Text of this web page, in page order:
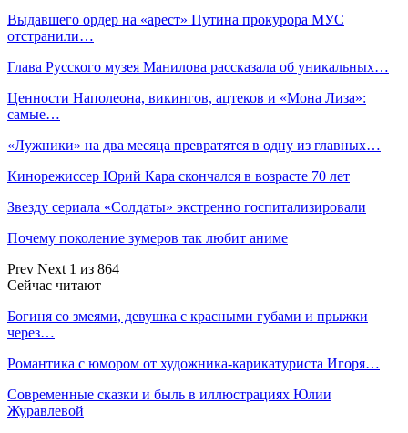
Выдавшего ордер на «арест» Путина прокурора МУС
отстранили…
Глава Русского музея Манилова рассказала об уникальных…
Ценности Наполеона, викингов, ацтеков и «Мона Лиза»:
самые…
«Лужники» на два месяца превратятся в одну из главных…
Кинорежиссер Юрий Кара скончался в возрасте 70 лет
Звезду сериала «Солдаты» экстренно госпитализировали
Почему поколение зумеров так любит аниме
Prev Next 1 из 864
Сейчас читают
Богиня со змеями, девушка с красными губами и прыжки
через…
Романтика с юмором от художника-карикатуриста Игоря…
Современные сказки и быль в иллюстрациях Юлии
Журавлевой